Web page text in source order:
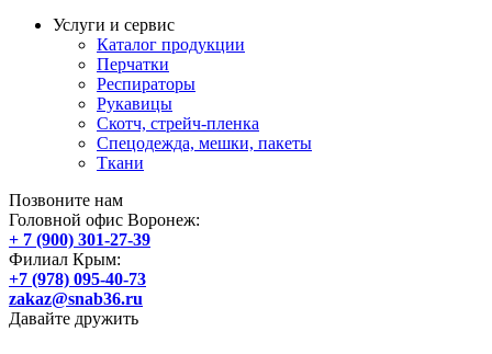
Услуги и сервис
Каталог продукции
Перчатки
Респираторы
Рукавицы
Скотч, стрейч-пленка
Спецодежда, мешки, пакеты
Ткани
Позвоните нам
Головной офис Воронеж:
+ 7 (900) 301-27-39
Филиал Крым:
+7 (978) 095-40-73
zakaz@snab36.ru
Давайте дружить